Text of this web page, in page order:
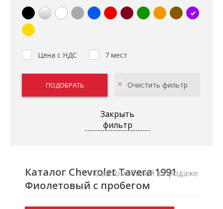
Цена с НДС 7 мест
Закрыть
фильтр
Каталог Chevrolet Tavera 1991
Фиолетовый с пробегом
0 автомобилей в продаже